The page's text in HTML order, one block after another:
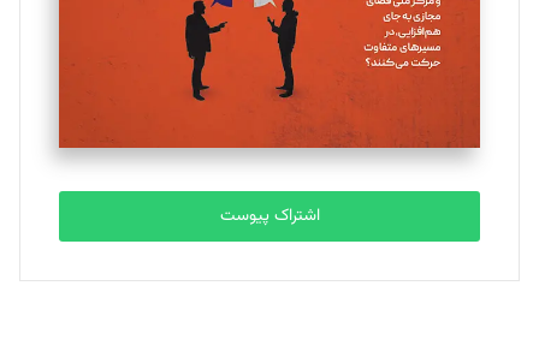
ملینا جعفری
تحریریه
مصطفی مسجدی آرانی
تحریریه
بابک نقاش
تحریریه
اشتراک پیوست